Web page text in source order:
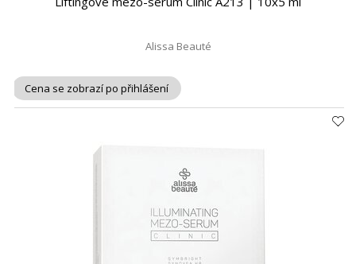
Alissa Beauté
Cena se zobrazí po přihlášení